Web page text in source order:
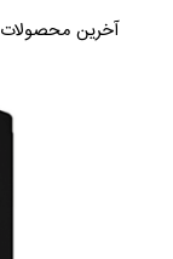
آخرین محصولات